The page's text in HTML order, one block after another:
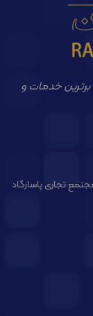
برترین خدمات و
تجاری پاسارگاد